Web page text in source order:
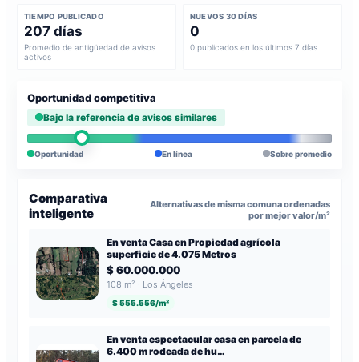
TIEMPO PUBLICADO
207 días
Promedio de antigüedad de avisos
activos
NUEVOS 30 DÍAS
0
0 publicados en los últimos 7 días
Oportunidad competitiva
Bajo la referencia de avisos similares
Oportunidad En línea Sobre promedio
Comparativa
inteligente
Alternativas de misma comuna ordenadas
por mejor valor/m²
En venta Casa en Propiedad agrícola
superficie de 4.075 Metros
$ 60.000.000
108 m² · Los Ángeles
$ 555.556/m²
En venta espectacular casa en parcela de
6.400 m rodeada de hu…